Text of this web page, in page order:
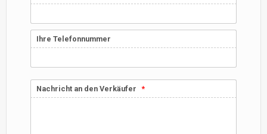
Ihre Telefonnummer
Nachricht an den Verkäufer